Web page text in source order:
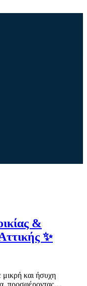
&
✨
μικρή και ήσυχη
προσφέροντας…